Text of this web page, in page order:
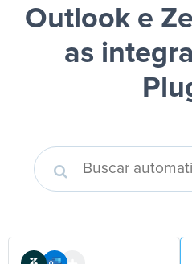
Outlook e
as